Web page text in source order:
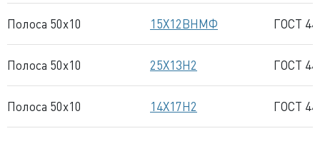
Полоса 50x10 15Х12ВНМФ ГОСТ
Полоса 50x10 25Х13Н2 ГОСТ
Полоса 50x10 14Х17Н2 ГОСТ